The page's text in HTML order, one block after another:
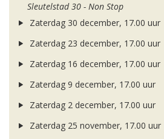
Sleutelstad 30 - Non Stop
Zaterdag 30 december, 17.00 uur
Zaterdag 23 december, 17.00 uur
Zaterdag 16 december, 17.00 uur
Zaterdag 9 december, 17.00 uur
Zaterdag 2 december, 17.00 uur
Zaterdag 25 november, 17.00 uur